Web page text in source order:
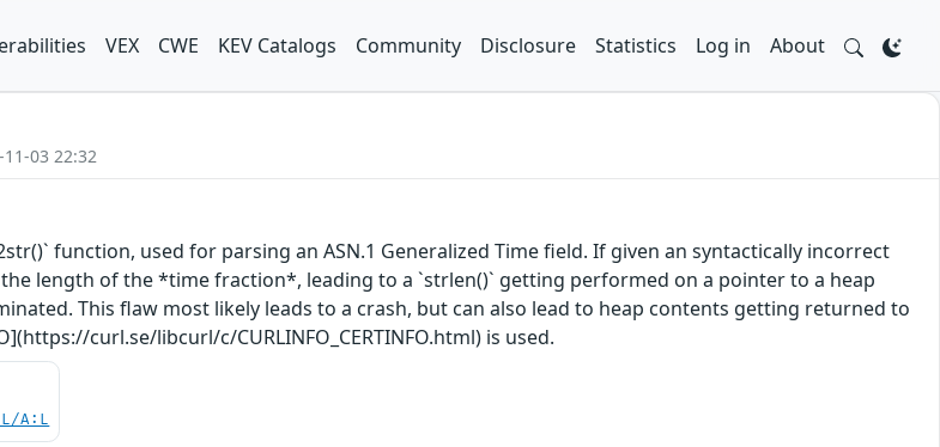
VEX CWE KEV Catalogs Community Disclosure Statistics Log in About
03 22:32
function, used for parsing an ASN.1 Generalized Time field. If given an syntactically incorrect
length of the *time fraction*, leading to a `strlen()` getting performed on a pointer to a heap
This flaw most likely leads to a crash, but can also lead to heap contents getting returned to
curl.se/libcurl/c/CURLINFO_CERTINFO.html) is used.
A:L